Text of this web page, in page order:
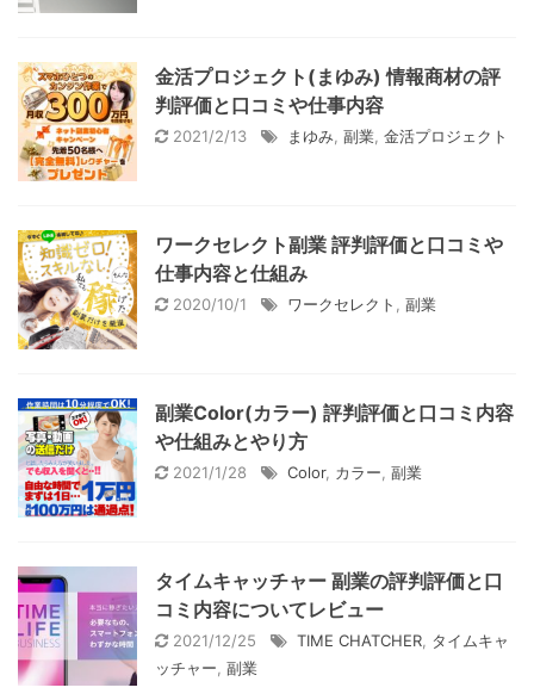
金活プロジェクト(まゆみ) 情報商材の評
判評価と口コミや仕事内容
2021/2/13 まゆみ 副業 金活プロジェクト
ワークセレクト副業 評判評価と口コミや
仕事内容と仕組み
2020/10/1 ワークセレクト 副業
副業Color(カラー) 評判評価と口コミ内容
や仕組みとやり方
2021/1/28 Color, カラー 副業
タイムキャッチャー 副業の評判評価と口
コミ内容についてレビュー
2021/12/25 TIME CHATCHER
タイムキャ
ッチャー 副業